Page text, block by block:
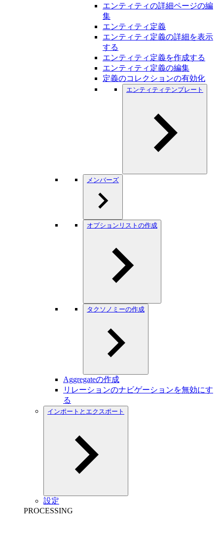
エンティティの詳細ページの編
集
エンティティ定義
エンティティ定義の詳細を表示
する
エンティティ定義を作成する
エンティティ定義の編集
定義のコレクションの有効化
エンティティテンプレート
メンバーズ
オプションリストの作成
タクソノミーの作成
Aggregateの作成
リレーションのナビゲーションを無効にす
る
インポートとエクスポート
設定
PROCESSING